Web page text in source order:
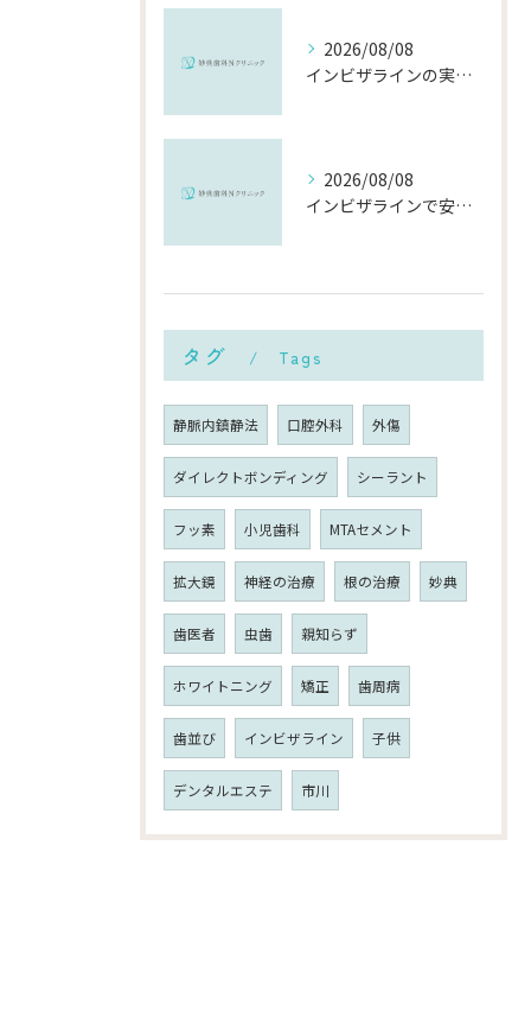
2026/08/08
インビザラインの実績で選ぶ千葉県市川市の安心できる矯正歯科の比較ポイント
2026/08/08
インビザラインで安い千葉県市川市の総額費用と選び方を徹底解説
タグ Tags
静脈内鎮静法 口腔外科 外傷
ダイレクトボンディング シーラント
フッ素 小児歯科 MTAセメント
拡大鏡 神経の治療 根の治療 妙典
歯医者 虫歯 親知らず
ホワイトニング 矯正 歯周病
歯並び インビザライン 子供
デンタルエステ 市川